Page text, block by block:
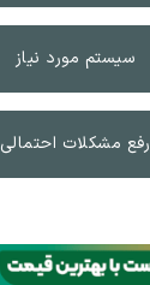
سیستم مورد نیاز
رفع مشکلات احتمالی